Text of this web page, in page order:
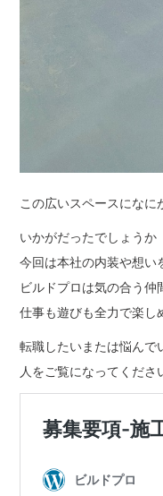
この広いスペースになに
いかがだったでしょうか
今回は本社の内装や想い
ビルドプロは気の合う仲
仕事も遊びも全力で楽し
転職したいまたは悩んで
人をご覧になってくださ